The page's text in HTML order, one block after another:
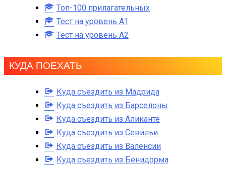
Топ-100 прилагательных
Тест на уровень A1
Тест на уровень A2
КУДА ПОЕХАТЬ
Куда съездить из Мадрида
Куда съездить из Барселоны
Куда съездить из Аликанте
Куда съездить из Севильи
Куда съездить из Валенсии
Куда съездить из Бенидорма